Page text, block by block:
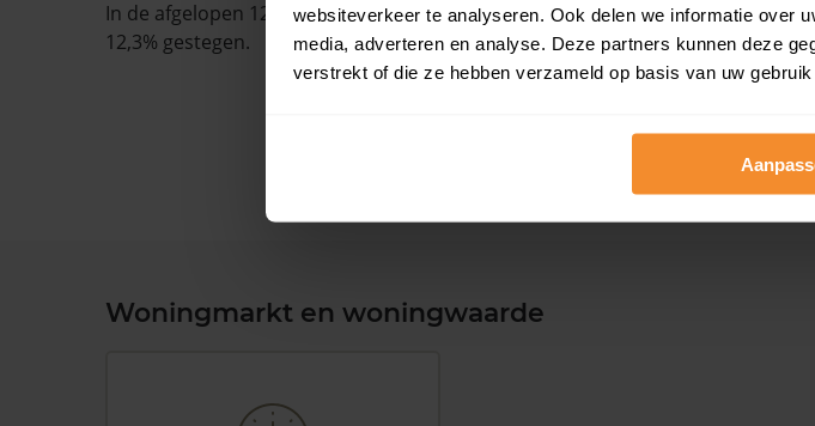
websiteverkeer te analyseren. Ook delen we informatie over
media, adverteren en analyse. Deze partners kunnen deze
verstrekt of die ze hebben verzameld op basis van uw
In de afgelopen 12 maanden is de gemiddelde woningwaarde met
12,3% gestegen.
Woningmarkt en woningwaarde